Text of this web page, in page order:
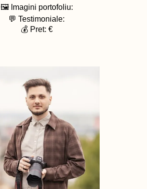
🖼️ Imagini portofoliu:
💬 Testimoniale:
💰 Pret: €